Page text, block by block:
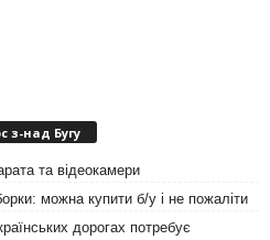
з-над Бугу
та відеокамери
можна купити б/у і не пожаліти
дорогах потребує